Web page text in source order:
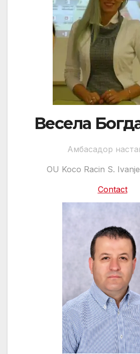
Весела
Амбасадор
OU Koco Racin S.
Contact